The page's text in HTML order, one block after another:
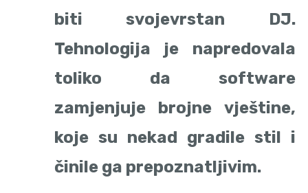
biti svojevrstan DJ.
Tehnologija je napredovala
toliko da software
zamjenjuje brojne vještine,
koje su nekad gradile stil i
činile ga prepoznatljivim.